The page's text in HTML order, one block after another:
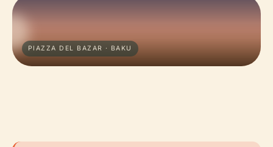
PIAZZA DEL BAZAR · BAKU